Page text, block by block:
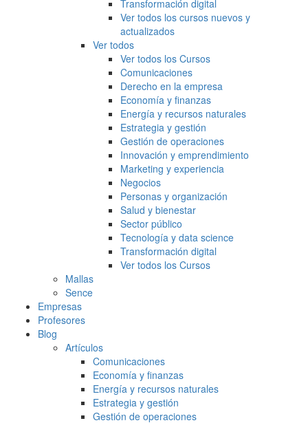
Transformación digital
Ver todos los cursos nuevos y
actualizados
Ver todos
Ver todos los Cursos
Comunicaciones
Derecho en la empresa
Economía y finanzas
Energía y recursos naturales
Estrategia y gestión
Gestión de operaciones
Innovación y emprendimiento
Marketing y experiencia
Negocios
Personas y organización
Salud y bienestar
Sector público
Tecnología y data science
Transformación digital
Ver todos los Cursos
Mallas
Sence
Empresas
Profesores
Blog
Artículos
Comunicaciones
Economía y finanzas
Energía y recursos naturales
Estrategia y gestión
Gestión de operaciones